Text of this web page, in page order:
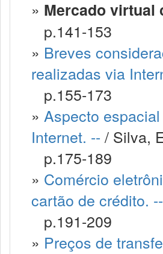
» Mercado virtual
p.141-153
» Breves
realizadas via
p.155-173
» Aspecto
Internet. -- / Silva,
p.175-189
» Comércio
cartão de crédito. --
p.191-209
» Preços de